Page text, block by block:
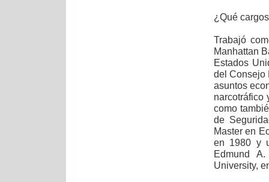
¿Qué
Trabajó
Manhattan
Estados
del Consejo
asuntos
narcotráfico
como
de
Master en
en 1980 y
Edmund
University,